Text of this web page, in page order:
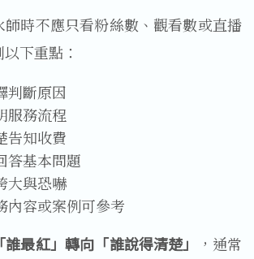
師時不應只看粉絲數、觀看數或直播
下重點：
判斷原因
服務流程
告知收費
答基本問題
大與恐嚇
內容或案例可參考
「誰最紅」轉向「誰說得清楚」 ，通常